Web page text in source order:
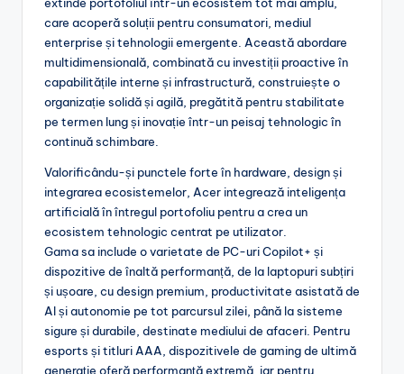
extinde portofoliul într-un ecosistem tot mai amplu,
care acoperă soluții pentru consumatori, mediul
enterprise și tehnologii emergente. Această abordare
multidimensională, combinată cu investiții proactive în
capabilitățile interne și infrastructură, construiește o
organizație solidă și agilă, pregătită pentru stabilitate
pe termen lung și inovație într-un peisaj tehnologic în
continuă schimbare.
Valorificându-și punctele forte în hardware, design și
integrarea ecosistemelor, Acer integrează inteligența
artificială în întregul portofoliu pentru a crea un
ecosistem tehnologic centrat pe utilizator.
Gama sa include o varietate de PC-uri Copilot+ și
dispozitive de înaltă performanță, de la laptopuri subțiri
și ușoare, cu design premium, productivitate asistată de
AI și autonomie pe tot parcursul zilei, până la sisteme
sigure și durabile, destinate mediului de afaceri. Pentru
esports și titluri AAA, dispozitivele de gaming de ultimă
generație oferă performanță extremă, iar pentru